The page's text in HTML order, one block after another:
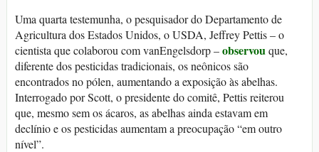
Uma quarta testemunha, o pesquisador do Departamento de
Agricultura dos Estados Unidos, o USDA, Jeffrey Pettis – o
cientista que colaborou com vanEngelsdorp –observouque,
diferente dos pesticidas tradicionais, os neônicos são
encontrados no pólen, aumentando a exposição às abelhas.
Interrogado por Scott, o presidente do comitê, Pettis reiterou
que, mesmo sem os ácaros, as abelhas ainda estavam em
declínio e os pesticidas aumentam a preocupação “em outro
nível”.